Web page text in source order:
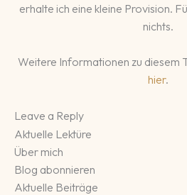
erhalte ich eine kleine Provision.
nichts.
Weitere Informationen zu diesem
hier.
Leave a Reply
Aktuelle Lektüre
Über mich
Blog abonnieren
Aktuelle Beiträge